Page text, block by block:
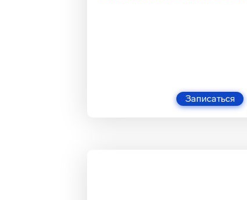
Записаться